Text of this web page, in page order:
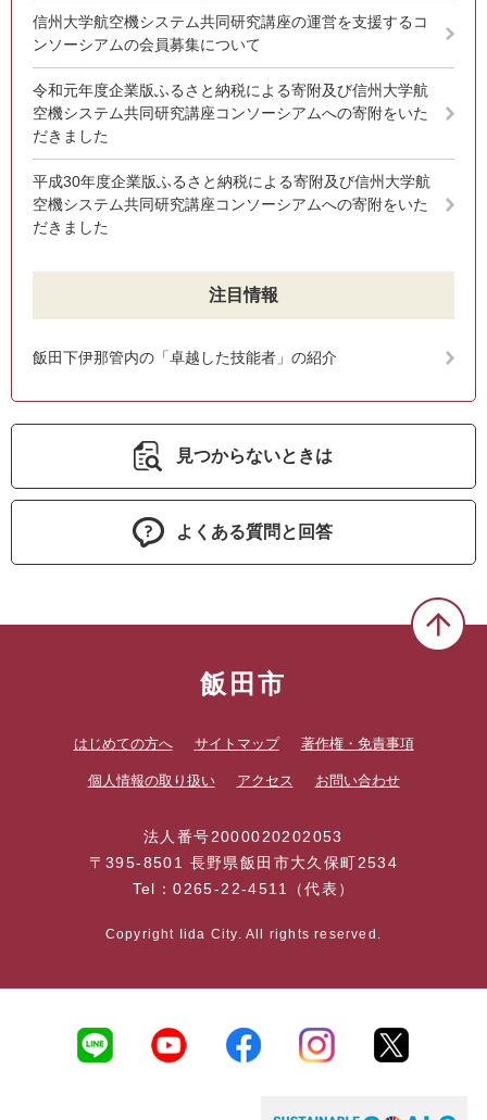
信州大学航空機システム共同研究講座の運営を支援するコ
ンソーシアムの会員募集について
令和元年度企業版ふるさと納税による寄附及び信州大学航
空機システム共同研究講座コンソーシアムへの寄附をいた
だきました
平成30年度企業版ふるさと納税による寄附及び信州大学航
空機システム共同研究講座コンソーシアムへの寄附をいた
だきました
注目情報
飯田下伊那管内の「卓越した技能者」の紹介
見つからないときは
よくある質問と回答
飯田市
はじめての方へ サイトマップ 著作権・免責事項
個人情報の取り扱い アクセス お問い合わせ
法人番号2000020202053
〒395-8501 長野県飯田市大久保町2534
Tel：0265-22-4511（代表）
Copyright Iida City. All rights reserved.